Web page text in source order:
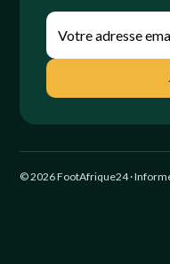
© 2026 FootAfrique24 ·